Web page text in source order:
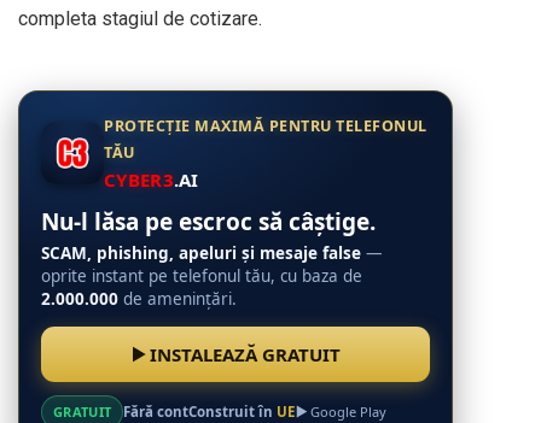
completa stagiul de cotizare.
PROTECȚIE MAXIMĂ PENTRU TELEFONUL
TĂU
CYBER3.AI
Nu-l lăsa pe escroc să câștige.
SCAM, phishing, apeluri și mesaje false —
oprite instant pe telefonul tău, cu baza de
2.000.000 de amenințări.
INSTALEAZĂ GRATUIT
GRATUIT Fără contConstruit în UE Google Play